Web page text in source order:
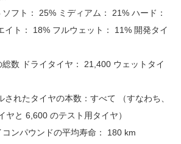
フト： 25% ミディアム： 21% ハード：
イト： 18% フルウェット： 11% 開発タイ
総数 ドライタイヤ： 21,400 ウェットタイ
されたタイヤの本数：すべて （すなわち、
ヤと 6,600 のテスト用タイヤ）
コンパウンドの平均寿命： 180 km